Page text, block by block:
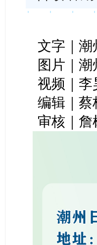
文字｜潮
图片｜
视频｜李
编辑｜蔡
审核｜詹